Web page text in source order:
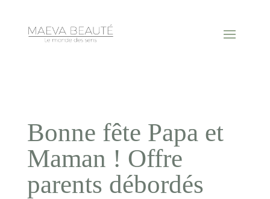
Bonne fête Papa et
Maman ! Offre
parents débordés